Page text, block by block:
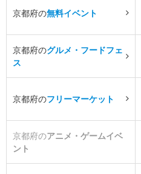
京都府の無料イベント
京都府のグルメ・フードフェ
ス
京都府のフリーマーケット
京都府のアニメ・ゲームイベ
ント